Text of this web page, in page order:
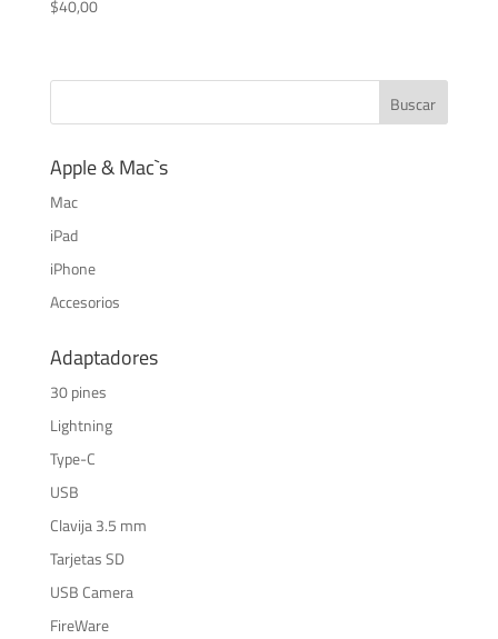
$40,00
Apple & Mac`s
Mac
iPad
iPhone
Accesorios
Adaptadores
30 pines
Lightning
Type-C
USB
Clavija 3.5 mm
Tarjetas SD
USB Camera
FireWare